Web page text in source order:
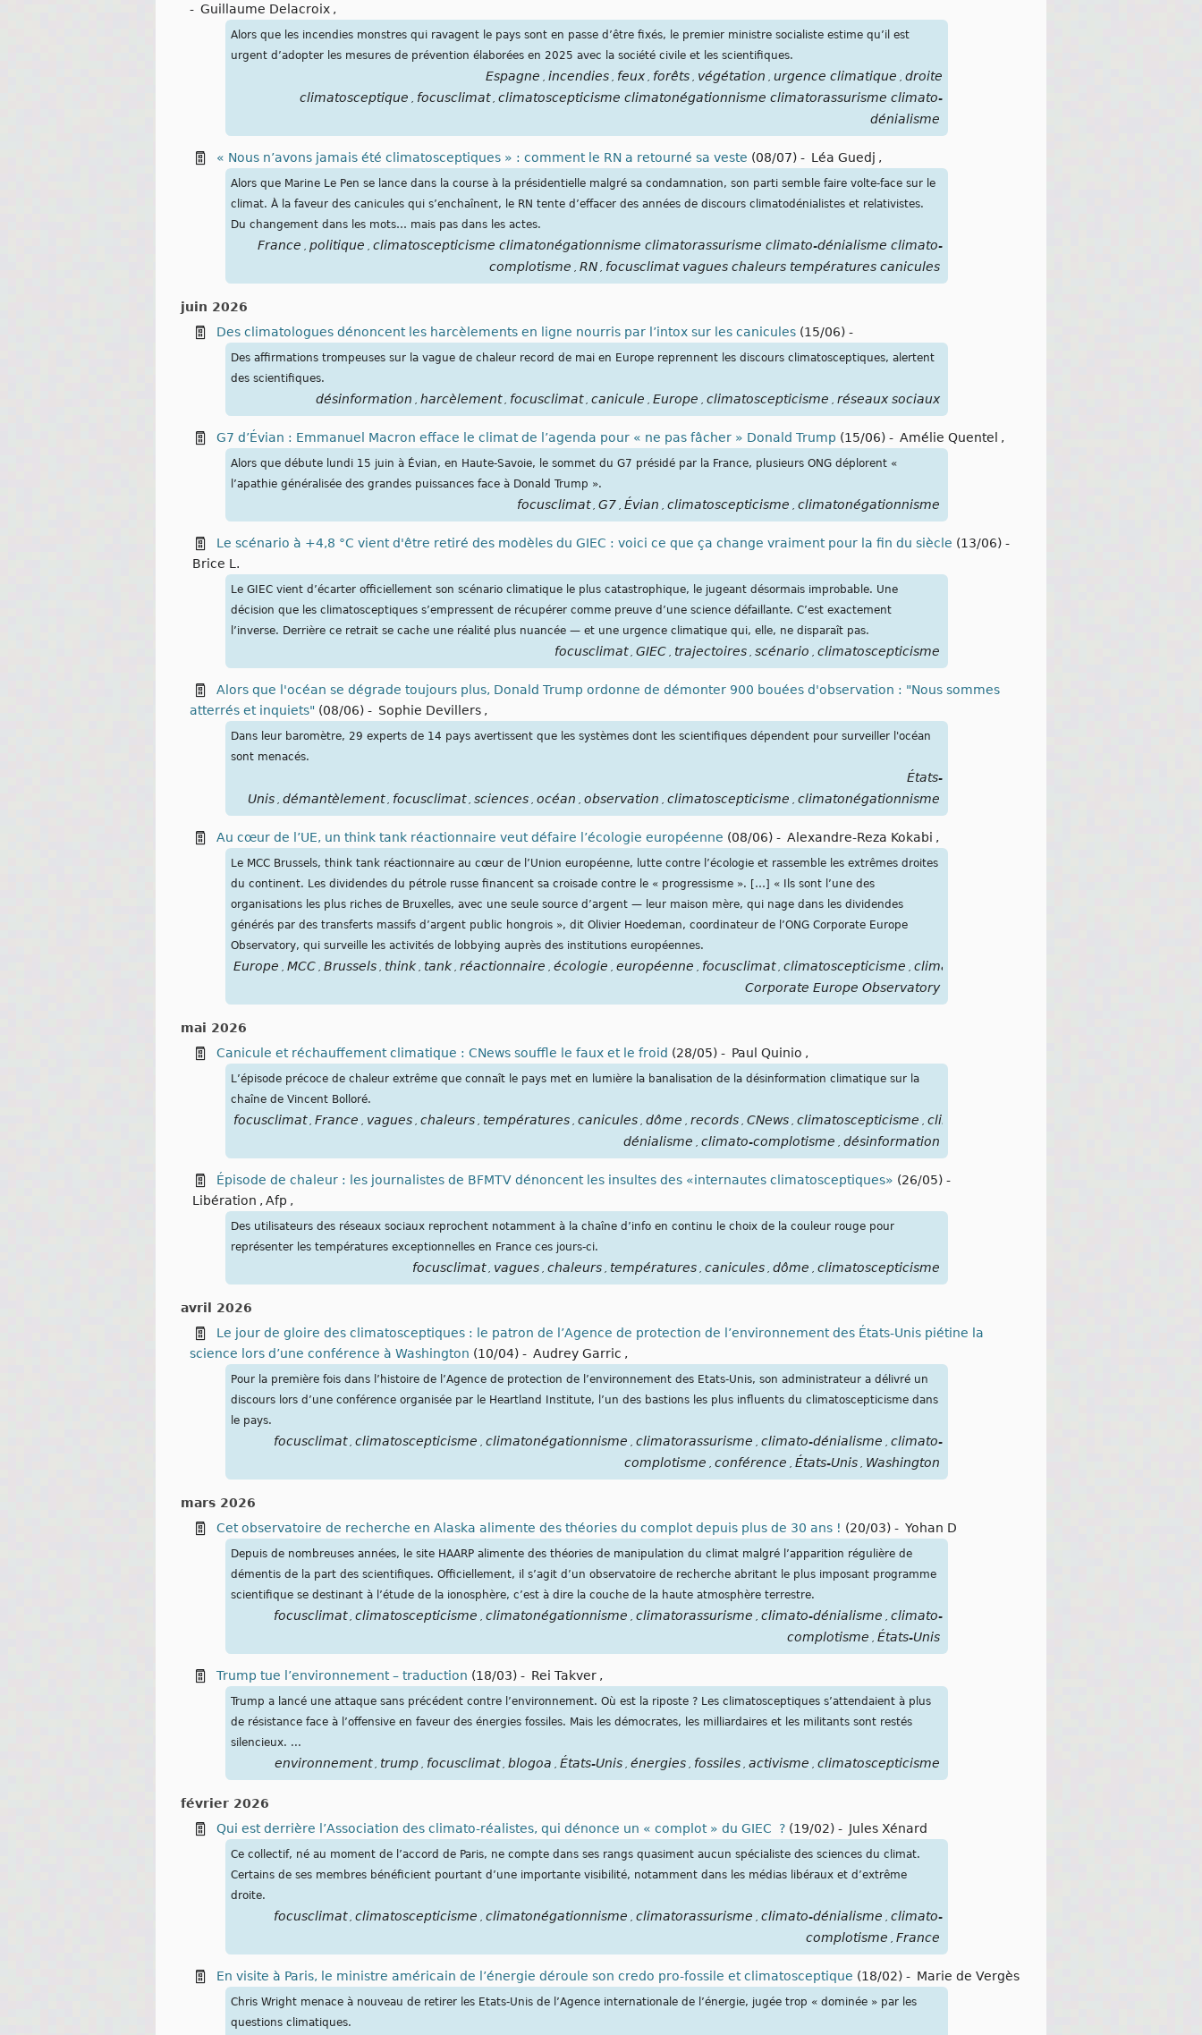
- Guillaume Delacroix ,
Alors que les incendies monstres qui ravagent le pays sont en passe d’être fixés, le premier ministre socialiste estime qu’il est
urgent d’adopter les mesures de prévention élaborées en 2025 avec la société civile et les scientifiques.
Espagne incendies feux forêts végétation urgence climatique
droite
climatosceptique
focusclimat climatoscepticisme climatonégationnisme climatorassurisme climato-
dénialisme
« Nous n’avons jamais été climatosceptiques » : comment le RN a retourné sa veste (08/07) - Léa Guedj ,
Alors que Marine Le Pen se lance dans la course à la présidentielle malgré sa condamnation, son parti semble faire volte-face sur le
climat. À la faveur des canicules qui s’enchaînent, le RN tente d’effacer des années de discours climatodénialistes et relativistes.
Du changement dans les mots… mais pas dans les actes.
France politique
climatoscepticisme climatonégationnisme climatorassurisme climato-dénialisme climato-
complotisme
RN focusclimat vagues chaleurs températures canicules
juin 2026
Des climatologues dénoncent les harcèlements en ligne nourris par l’intox sur les canicules (15/06) -
Des affirmations trompeuses sur la vague de chaleur record de mai en Europe reprennent les discours climatosceptiques, alertent
des scientifiques.
désinformation harcèlement focusclimat canicule Europe climatoscepticisme réseaux sociaux
G7 d’Évian : Emmanuel Macron efface le climat de l’agenda pour « ne pas fâcher » Donald Trump (15/06) - Amélie Quentel ,
Alors que débute lundi 15 juin à Évian, en Haute-Savoie, le sommet du G7 présidé par la France, plusieurs ONG déplorent «
l’apathie généralisée des grandes puissances face à Donald Trump ».
focusclimat G7 Évian climatoscepticisme climatonégationnisme
Le scénario à +4,8 °C vient d'être retiré des modèles du GIEC : voici ce que ça change vraiment pour la fin du siècle (13/06) -
Brice L.
Le GIEC vient d’écarter officiellement son scénario climatique le plus catastrophique, le jugeant désormais improbable. Une
décision que les climatosceptiques s’empressent de récupérer comme preuve d’une science défaillante. C’est exactement
l’inverse. Derrière ce retrait se cache une réalité plus nuancée — et une urgence climatique qui, elle, ne disparaît pas.
focusclimat GIEC trajectoires scénario climatoscepticisme
Alors que l'océan se dégrade toujours plus, Donald Trump ordonne de démonter 900 bouées d'observation : "Nous sommes
atterrés et inquiets" (08/06) - Sophie Devillers ,
Dans leur baromètre, 29 experts de 14 pays avertissent que les systèmes dont les scientifiques dépendent pour surveiller l'océan
sont menacés.
États-
Unis démantèlement focusclimat sciences océan observation climatoscepticisme climatonégationnisme
Au cœur de l’UE, un think tank réactionnaire veut défaire l’écologie européenne (08/06) - Alexandre-Reza Kokabi ,
Le MCC Brussels, think tank réactionnaire au cœur de l’Union européenne, lutte contre l’écologie et rassemble les extrêmes droites
du continent. Les dividendes du pétrole russe financent sa croisade contre le « progressisme ». […] « Ils sont l’une des
organisations les plus riches de Bruxelles, avec une seule source d’argent — leur maison mère, qui nage dans les dividendes
générés par des transferts massifs d’argent public hongrois », dit Olivier Hoedeman, coordinateur de l’ONG Corporate Europe
Observatory, qui surveille les activités de lobbying auprès des institutions européennes.
Europe MCC Brussels think tank réactionnaire écologie européenne focusclimat climatoscepticisme climatonégationnisme
Corporate Europe Observatory
mai 2026
Canicule et réchauffement climatique : CNews souffle le faux et le froid (28/05) - Paul Quinio ,
L’épisode précoce de chaleur extrême que connaît le pays met en lumière la banalisation de la désinformation climatique sur la
chaîne de Vincent Bolloré.
focusclimat France vagues chaleurs températures canicules dôme records CNews climatoscepticisme climatonégationnisme
dénialisme climato-complotisme désinformation
Épisode de chaleur : les journalistes de BFMTV dénoncent les insultes des «internautes climatosceptiques» (26/05) -
Libération , Afp ,
Des utilisateurs des réseaux sociaux reprochent notamment à la chaîne d’info en continu le choix de la couleur rouge pour
représenter les températures exceptionnelles en France ces jours-ci.
focusclimat vagues chaleurs températures canicules dôme climatoscepticisme
avril 2026
Le jour de gloire des climatosceptiques : le patron de l’Agence de protection de l’environnement des États-Unis piétine la
science lors d’une conférence à Washington (10/04) - Audrey Garric ,
Pour la première fois dans l’histoire de l’Agence de protection de l’environnement des Etats-Unis, son administrateur a délivré un
discours lors d’une conférence organisée par le Heartland Institute, l’un des bastions les plus influents du climatoscepticisme dans
le pays.
focusclimat climatoscepticisme climatonégationnisme climatorassurisme climato-dénialisme
climato-
complotisme
conférence États-Unis Washington
mars 2026
Cet observatoire de recherche en Alaska alimente des théories du complot depuis plus de 30 ans ! (20/03) - Yohan D
Depuis de nombreuses années, le site HAARP alimente des théories de manipulation du climat malgré l’apparition régulière de
démentis de la part des scientifiques. Officiellement, il s’agit d’un observatoire de recherche abritant le plus imposant programme
scientifique se destinant à l’étude de la ionosphère, c’est à dire la couche de la haute atmosphère terrestre.
focusclimat climatoscepticisme climatonégationnisme climatorassurisme climato-dénialisme
climato-
complotisme
États-Unis
Trump tue l’environnement – traduction (18/03) - Rei Takver ,
Trump a lancé une attaque sans précédent contre l’environnement. Où est la riposte ? Les climatosceptiques s’attendaient à plus
de résistance face à l’offensive en faveur des énergies fossiles. Mais les démocrates, les milliardaires et les militants sont restés
silencieux. ...
environnement trump focusclimat blogoa États-Unis énergies fossiles activisme climatoscepticisme
février 2026
Qui est derrière l’Association des climato-réalistes, qui dénonce un « complot » du GIEC ? (19/02) - Jules Xénard
Ce collectif, né au moment de l’accord de Paris, ne compte dans ses rangs quasiment aucun spécialiste des sciences du climat.
Certains de ses membres bénéficient pourtant d’une importante visibilité, notamment dans les médias libéraux et d’extrême
droite.
focusclimat climatoscepticisme climatonégationnisme climatorassurisme climato-dénialisme
climato-
complotisme
France
En visite à Paris, le ministre américain de l’énergie déroule son credo pro-fossile et climatosceptique (18/02) - Marie de Vergès
Chris Wright menace à nouveau de retirer les Etats-Unis de l’Agence internationale de l’énergie, jugée trop « dominée » par les
questions climatiques.